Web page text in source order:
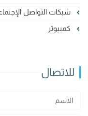
شبكات التواصل الإجتماعي
كمبيوتر
للاتصال